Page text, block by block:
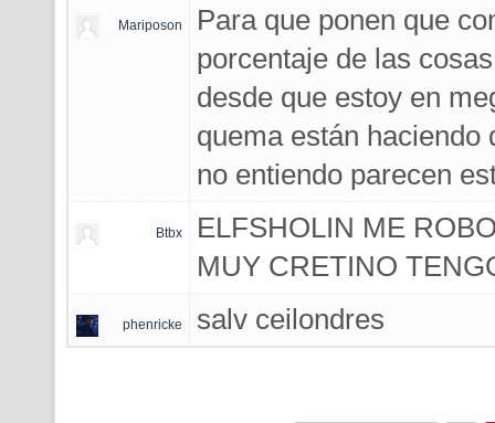
Mariposon
Para que ponen que
porcentaje de las
desde que estoy en
quema están haciendo
no entiendo parecen
Btbx
ELFSHOLIN ME
MUY CRETINO
phenricke salv ceilondres